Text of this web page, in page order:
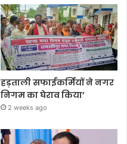
हड़ताली सफाईकर्मियों ने नगर
निगम का घेराव किया’
2 weeks ago